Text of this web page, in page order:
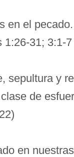
en el
31; 3:1-
sepultura y
de
en